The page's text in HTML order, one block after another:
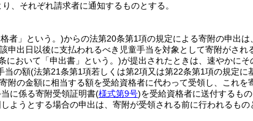
り、それぞれ請求者に通知するものとする。
者」という。)からの法第20条第1項の規定による寄附の申出は
申出日以後に支払われるべき児童手当を対象として寄附がされ
において「申出書」という。)が提出されたときは、速やかに
当の額(法第21条第1項若しくは第2項又は第22条第1項の規定に
附の金額に相当する額を受給資格者に代わって受領し、これを
に係る寄附受領証明書(様式第9号)を受給資格者に送付するもの
ようとする場合の申出は、寄附が受領される前に行われるも